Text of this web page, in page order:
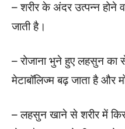
– शरीर के अंदर उत्पन्न होने
जाती है।
– रोजाना भुने हुए लहसुन का
मेटाबॉलिज्म बढ़ जाता है और
– लहसुन खाने से शरीर में